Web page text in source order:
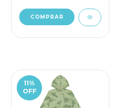
COMPRAR
11%
OFF